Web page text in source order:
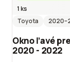
1 ks
Toyota
2020
Okno ľavé
2020 - 2022